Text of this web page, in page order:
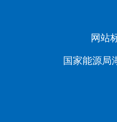
网站
国家能源局